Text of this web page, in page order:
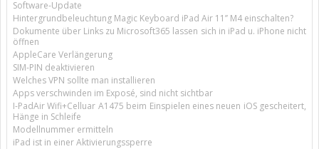
Software-Update
Hintergrundbeleuchtung Magic Keyboard iPad Air 11’’ M4 einschalten?
Dokumente über Links zu Microsoft365 lassen sich in iPad u. iPhone nicht
öffnen
AppleCare Verlängerung
SIM-PIN deaktivieren
Welches VPN sollte man installieren
Apps verschwinden im Exposé, sind nicht sichtbar
I-PadAir Wifi+Celluar A1475 beim Einspielen eines neuen iOS gescheitert,
Hänge in Schleife
Modellnummer ermitteln
iPad ist in einer Aktivierungssperre